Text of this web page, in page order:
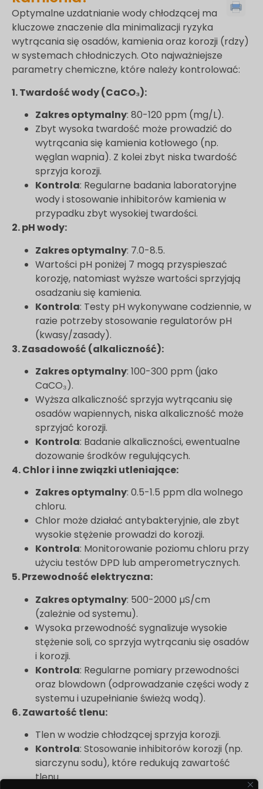
Optymalne uzdatnianie wody chłodzącej ma
kluczowe znaczenie dla minimalizacji ryzyka
wytrącania się osadów, kamienia oraz korozji (rdzy)
w systemach chłodniczych. Oto najważniejsze
parametry chemiczne, które należy kontrolować:
1. Twardość wody (CaCO₃):
Zakres optymalny: 80-120 ppm (mg/L).
Zbyt wysoka twardość może prowadzić do
wytrącania się kamienia kotłowego (np.
węglan wapnia). Z kolei zbyt niska twardość
sprzyja korozji.
Kontrola: Regularne badania laboratoryjne
wody i stosowanie inhibitorów kamienia w
przypadku zbyt wysokiej twardości.
2. pH wody:
Zakres optymalny: 7.0-8.5.
Wartości pH poniżej 7 mogą przyspieszać
korozję, natomiast wyższe wartości sprzyjają
osadzaniu się kamienia.
Kontrola: Testy pH wykonywane codziennie, w
razie potrzeby stosowanie regulatorów pH
(kwasy/zasady).
3. Zasadowość (alkaliczność):
Zakres optymalny: 100-300 ppm (jako
CaCO₃).
Wyższa alkaliczność sprzyja wytrącaniu się
osadów wapiennych, niska alkaliczność może
sprzyjać korozji.
Kontrola: Badanie alkaliczności, ewentualne
dozowanie środków regulujących.
4. Chlor i inne związki utleniające:
Zakres optymalny: 0.5-1.5 ppm dla wolnego
chloru.
Chlor może działać antybakteryjnie, ale zbyt
wysokie stężenie prowadzi do korozji.
Kontrola: Monitorowanie poziomu chloru przy
użyciu testów DPD lub amperometrycznych.
5. Przewodność elektryczna:
Zakres optymalny: 500-2000 µS/cm
(zależnie od systemu).
Wysoka przewodność sygnalizuje wysokie
stężenie soli, co sprzyja wytrącaniu się osadów
i korozji.
Kontrola: Regularne pomiary przewodności
oraz blowdown (odprowadzanie części wody z
systemu i uzupełnianie świeżą wodą).
6. Zawartość tlenu:
Tlen w wodzie chłodzącej sprzyja korozji.
Kontrola: Stosowanie inhibitorów korozji (np.
siarczynu sodu), które redukują zawartość
tlenu.